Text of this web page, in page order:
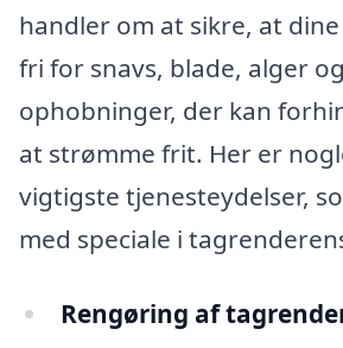
handler om at sikre, at
fri for snavs, blade, alger
ophobninger, der kan
at strømme frit. Her er
vigtigste tjenesteydelser,
med speciale i
Rengøring af